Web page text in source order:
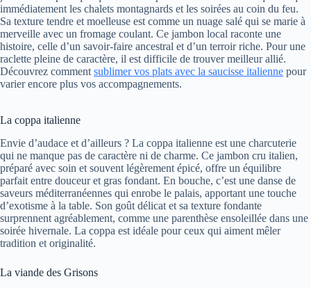
immédiatement les chalets montagnards et les soirées au coin du feu.
Sa texture tendre et moelleuse est comme un nuage salé qui se marie à
merveille avec un fromage coulant. Ce jambon local raconte une
histoire, celle d’un savoir-faire ancestral et d’un terroir riche. Pour une
raclette pleine de caractère, il est difficile de trouver meilleur allié.
Découvrez comment sublimer vos plats avec la saucisse italienne pour
varier encore plus vos accompagnements.
La coppa italienne
Envie d’audace et d’ailleurs ? La coppa italienne est une charcuterie
qui ne manque pas de caractère ni de charme. Ce jambon cru italien,
préparé avec soin et souvent légèrement épicé, offre un équilibre
parfait entre douceur et gras fondant. En bouche, c’est une danse de
saveurs méditerranéennes qui enrobe le palais, apportant une touche
d’exotisme à la table. Son goût délicat et sa texture fondante
surprennent agréablement, comme une parenthèse ensoleillée dans une
soirée hivernale. La coppa est idéale pour ceux qui aiment mêler
tradition et originalité.
La viande des Grisons